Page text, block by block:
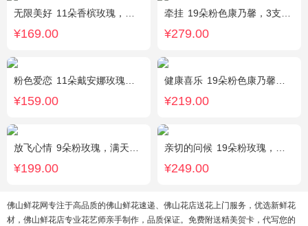
无限美好 11朵香槟玫瑰，桔梗、小花、绿叶搭配
¥169.00
牵挂 19朵粉色康乃馨，3支多头粉百合，黄莺搭配
¥279.00
粉色爱恋 11朵戴安娜玫瑰，满天星、绿叶搭配
¥159.00
健康喜乐 19朵粉色康乃馨，满天星、绿叶搭配
¥219.00
放飞心情 9朵粉玫瑰，满天星、栀子叶适量
¥199.00
亲切的问候 19朵粉玫瑰，叶上黄金点缀。
¥249.00
佛山鲜花网专注于高品质的佛山鲜花速递、佛山花店送花上门服务，优选新鲜花
材，佛山鲜花店专业花艺师亲手制作，品质保证。免费附送精美贺卡，代写您的